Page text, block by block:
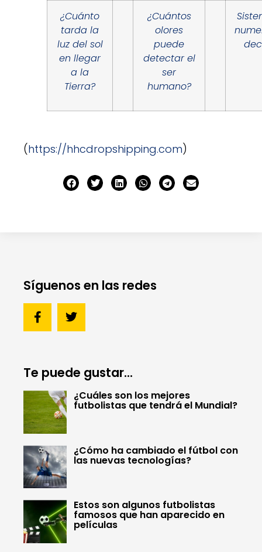
¿Cuánto
tarda la
luz del sol
en llegar
a la
Tierra?
¿Cuántos
olores
puede
detectar el
ser
humano?
(https://hhcdropshipping.com)
Síguenos en las redes
Te puede gustar...
¿Cuáles son los mejores
futbolistas que tendrá el Mundial?
¿Cómo ha cambiado el fútbol con
las nuevas tecnologías?
Estos son algunos futbolistas
famosos que han aparecido en
películas